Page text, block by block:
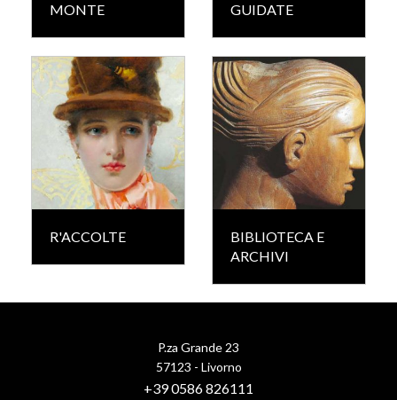
MONTE
GUIDATE
R'ACCOLTE
BIBLIOTECA E
ARCHIVI
P.za Grande 23
57123 - Livorno
+39 0586 826111